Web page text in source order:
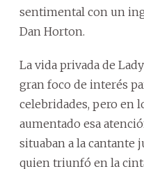
sentimental con un
Dan Horton.
La vida privada de
gran foco de interés
celebridades, pero en
aumentado esa
situaban a la cantante
quien triunfó en la